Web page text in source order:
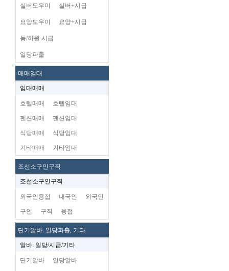
실버도우미 실버+시급
요양도우미 요양+시급
등/하원 시급
일당파출
매매임대
임대매매
호텔매매 호텔임대
펜션매매 펜션임대
식당매매 식당임대
기타매매 기타임대
조선소구인구직
조선소구인구직
외국인용접 내국인 외국인
구인 구직 용접
단기알바. 일당파출, 기타
알바: 일당/시급/기타
단기알바 일당알바